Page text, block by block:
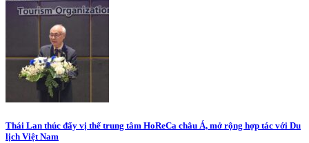
Thái Lan thúc đẩy vị thế trung tâm HoReCa châu Á, mở rộng hợp tác với Du
lịch Việt Nam